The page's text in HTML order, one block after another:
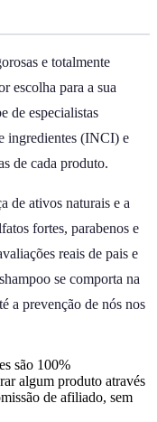
e totalmente
escolha para a sua
de especialistas
ingredientes (INCI) e
de cada produto.
de ativos naturais e a
fortes, parabenos e
reais de pais e
se comporta na
a prevenção de nós nos
são 100%
algum produto através
de afiliado, sem